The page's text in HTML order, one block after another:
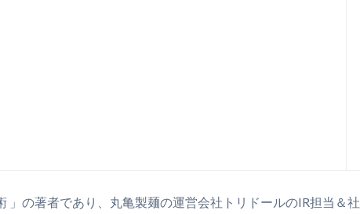
」の著者であり、丸亀製麺の運営会社トリドールのIR担当＆社